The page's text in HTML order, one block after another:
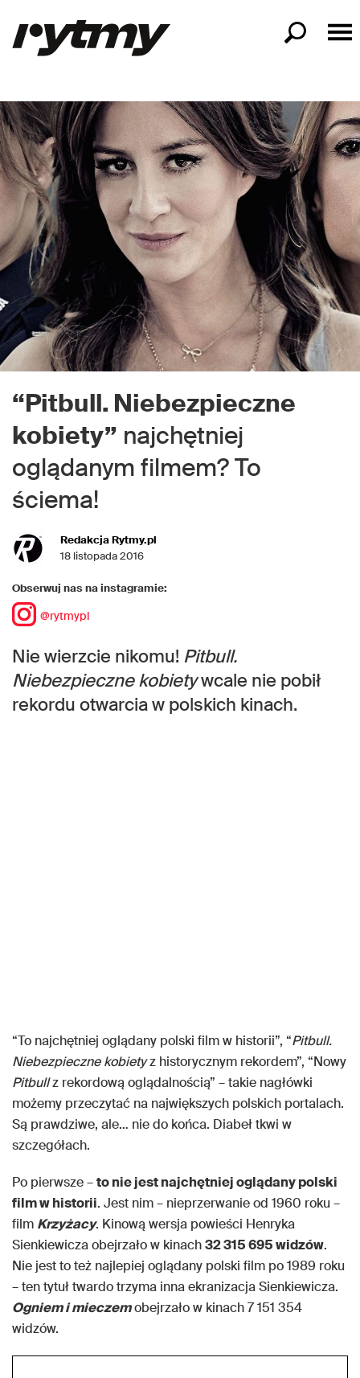
“Pitbull. Niebezpieczne
kobiety” najchętniej
oglądanym filmem? To
ściema!
Redakcja Rytmy.pl
18 listopada 2016
Obserwuj nas na instagramie:
@rytmypl
Nie wierzcie nikomu! Pitbull.
Niebezpieczne kobietywcale nie pobił
rekordu otwarcia w polskich kinach.
“To najchętniej oglądany polski film w historii”, “Pitbull.
Niebezpieczne kobietyz historycznym rekordem”, “Nowy
Pitbullz rekordową oglądalnością” – takie nagłówki
możemy przeczytać na największych polskich portalach.
Są prawdziwe, ale… nie do końca. Diabeł tkwi w
szczegółach.
Po pierwsze –to nie jest najchętniej oglądany polski
film w historii. Jest nim – nieprzerwanie od 1960 roku –
film Krzyżacy. Kinową wersja powieści Henryka
Sienkiewicza obejrzało w kinach32 315 695 widzów.
Nie jest to też najlepiej oglądany polski film po 1989 roku
– ten tytuł twardo trzyma inna ekranizacja Sienkiewicza.
Ogniem i mieczemobejrzało w kinach 7 151 354
widzów.